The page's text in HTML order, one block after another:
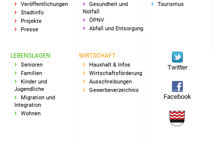
Veröffentlichungen
Stadtinfo
Projekte
Presse
Gesundheit und
Notfall
ÖPNV
Abfall und Entsorgung
Tourismus
LEBENSLAGEN
Senioren
Familien
Kinder und
Jugendliche
Migration und
Integration
Wohnen
WIRTSCHAFT
Haushalt & Infos
Wirtschaftsförderung
Ausschreibungen
Gewerbeverzeichnis
Twitter
Facebook